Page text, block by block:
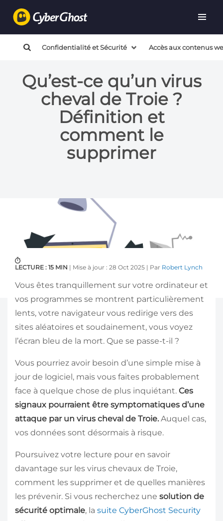
Confidentialité et Sécurité Accès aux contenus
Qu’est-ce qu’un virus
cheval de Troie ?
Définition et
comment le
supprimer
LECTURE : 15 MIN | Mise à jour : 28 Oct 2025 | Par Robert Lynch
Vous êtes tranquillement sur votre ordinateur et
vos programmes se montrent particulièrement
lents, votre navigateur vous redirige vers des
sites aléatoires et soudainement, vous voyez
l’écran bleu de la mort. Que se passe-t-il ?
Vous pourriez avoir besoin d’une simple mise à
jour de logiciel, mais vous faites probablement
face à quelque chose de plus inquiétant. Ces
signaux pourraient être symptomatiques d’une
attaque par un virus cheval de Troie. Auquel cas,
vos données sont désormais à risque.
Poursuivez votre lecture pour en savoir
davantage sur les virus chevaux de Troie,
comment les supprimer et de quelles manières
les prévenir. Si vous recherchez une solution de
sécurité optimale, la suite CyberGhost Security